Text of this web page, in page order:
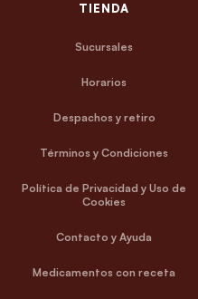
TIENDA
Sucursales
Horarios
Despachos y retiro
Términos y Condiciones
Política de Privacidad y Uso de
Cookies
Contacto y Ayuda
Medicamentos con receta